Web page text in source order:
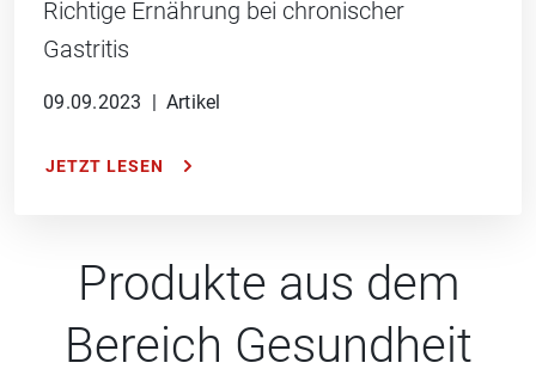
Richtige Ernährung bei chronischer
Gastritis
09.09.2023 Artikel
JETZT LESEN
Produkte aus dem
Bereich Gesundheit